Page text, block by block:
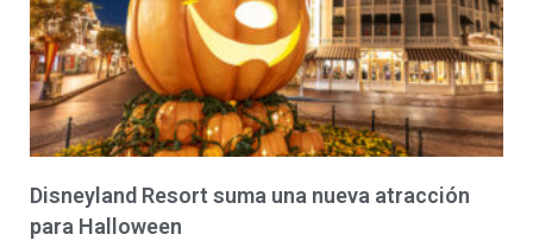
Disneyland Resort suma una nueva atracción
para Halloween